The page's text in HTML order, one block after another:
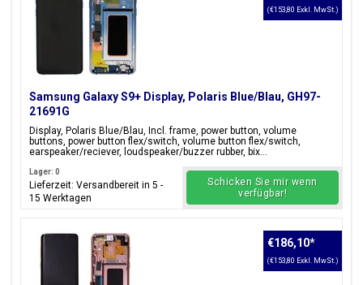
Samsung Galaxy S9+ Display, Polaris Blue/Blau, GH97-
21691G
Display, Polaris Blue/Blau, Incl. frame, power button, volume
buttons, power button flex/switch, volume button flex/switch,
earspeaker/reciever, loudspeaker/buzzer rubber, bix...
(€153,80 Exkl. MwSt.)
Lager: 0
Lieferzeit: Versandbereit in 5 -
15 Werktagen
Schicken Sie mir wenn
verfügbar!
€186,10*
(€153,80 Exkl. MwSt.)